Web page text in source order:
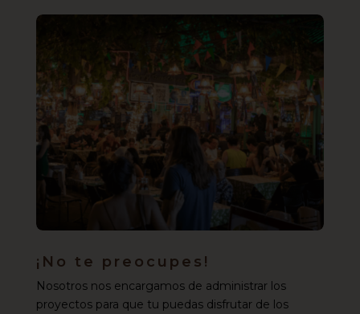
¡No te preocupes!
Nosotros nos encargamos de administrar los
proyectos para que tu puedas disfrutar de los